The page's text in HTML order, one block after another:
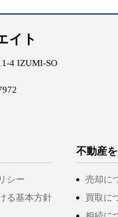
シー
る基本方針
不動産
売却に
買取に
イト
4 IZUMI-SO